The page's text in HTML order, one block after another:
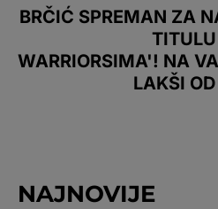
BRČIĆ SPREMAN ZA
WARRIORSIMA'! NA
LAKŠI
NAJNOVIJE